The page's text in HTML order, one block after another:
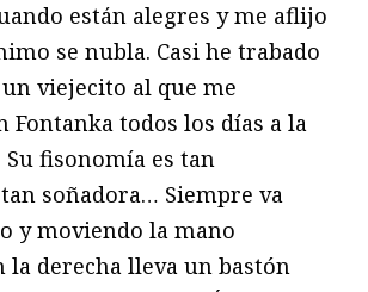
están alegres y me aflijo
se nubla. Casi he trabado
viejecito al que me
Fontanka todos los días a la
fisonomía es tan
soñadora… Siempre va
y moviendo la mano
la derecha lleva un bastón